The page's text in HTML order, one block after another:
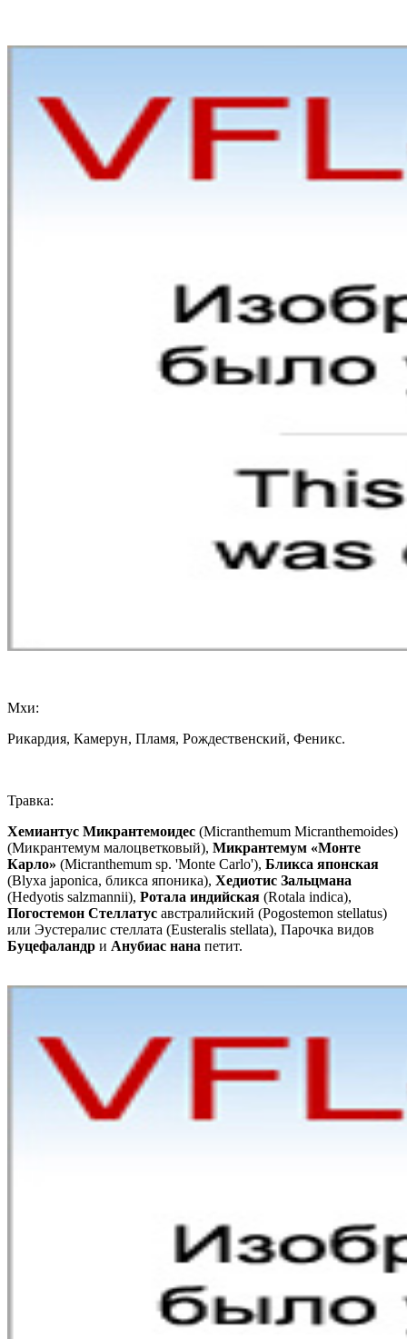
Мхи:
Рикардия, Камерун, Пламя, Рождественский, Феникс.
Травка:
Хемиантус Микрантемоидес (Micranthemum Micranthemoides)
(Микрантемум малоцветковый), Микрантемум «Монте
Карло» (Micranthemum sp. 'Monte Carlo'), Бликса японская
(Blyxa japonica, бликса японика), Хедиотис Зальцмана
(Hedyotis salzmannii), Ротала индийская (Rotala indica),
Погостемон Стеллатус австралийский (Pogostemon stellatus)
или Эустералис стеллата (Eusteralis stellata), Парочка видов
Буцефаландр и Анубиас нана петит.